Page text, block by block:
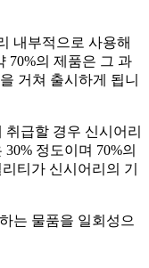
내부적으로 사용해
70%의 제품은 그 과
거쳐 출시하게 됩니
급할 경우 신시어리
정도이며 70%의
티가 신시어리의 기
는 물품을 일회성으